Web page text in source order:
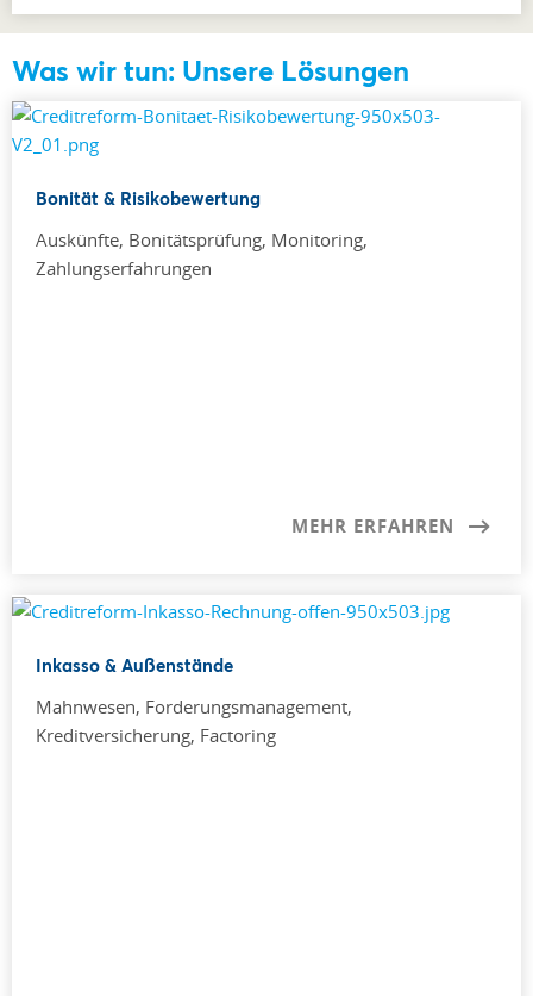
Was wir tun: Unsere Lösungen
Bonität & Risikobewertung
Auskünfte, Bonitätsprüfung, Monitoring,
Zahlungserfahrungen
MEHR ERFAHREN
Inkasso & Außenstände
Mahnwesen, Forderungsmanagement,
Kreditversicherung, Factoring